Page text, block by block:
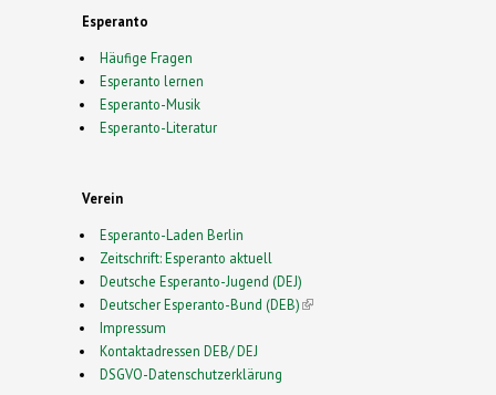
Esperanto
Häufige Fragen
Esperanto lernen
Esperanto-Musik
Esperanto-Literatur
Verein
Esperanto-Laden Berlin
Zeitschrift: Esperanto aktuell
Deutsche Esperanto-Jugend (DEJ)
Deutscher Esperanto-Bund (DEB)(link is external)
Impressum
Kontaktadressen DEB/ DEJ
DSGVO-Datenschutzerklärung